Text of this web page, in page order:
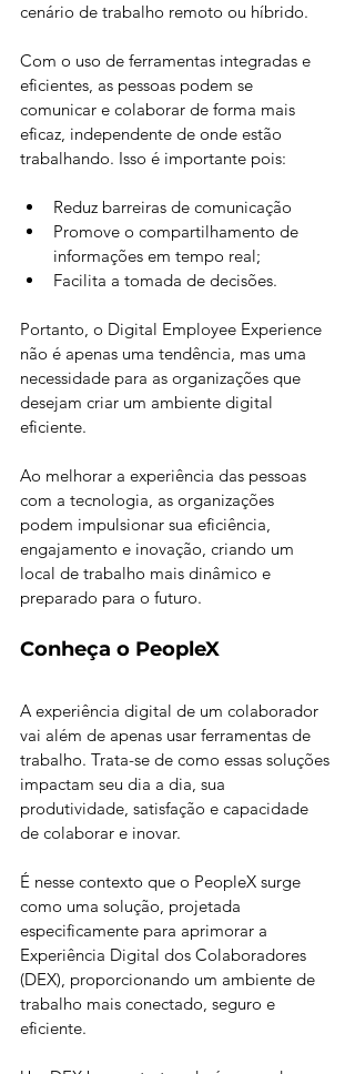
cenário de trabalho remoto ou híbrido.
Com o uso de ferramentas integradas e
eficientes, as pessoas podem se
comunicar e colaborar de forma mais
eficaz, independente de onde estão
trabalhando. Isso é importante pois:
Reduz barreiras de comunicação
Promove o compartilhamento de
informações em tempo real;
Facilita a tomada de decisões.
Portanto, o Digital Employee Experience
não é apenas uma tendência, mas uma
necessidade para as organizações que
desejam criar um ambiente digital
eficiente.
Ao melhorar a experiência das pessoas
com a tecnologia, as organizações
podem impulsionar sua eficiência,
engajamento e inovação, criando um
local de trabalho mais dinâmico e
preparado para o futuro.
Conheça o PeopleX
A experiência digital de um colaborador
vai além de apenas usar ferramentas de
trabalho. Trata-se de como essas soluções
impactam seu dia a dia, sua
produtividade, satisfação e capacidade
de colaborar e inovar.
É nesse contexto que o PeopleX surge
como uma solução, projetada
especificamente para aprimorar a
Experiência Digital dos Colaboradores
(DEX), proporcionando um ambiente de
trabalho mais conectado, seguro e
eficiente.